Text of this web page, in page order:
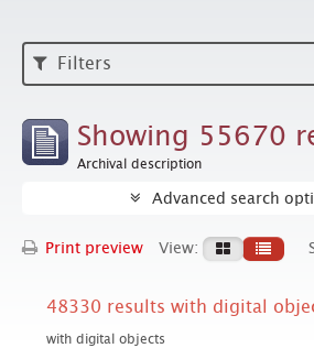
Filters
Showing 55670
Archival description
Advanced search
Print preview View:
48330 results with digital
with digital objects